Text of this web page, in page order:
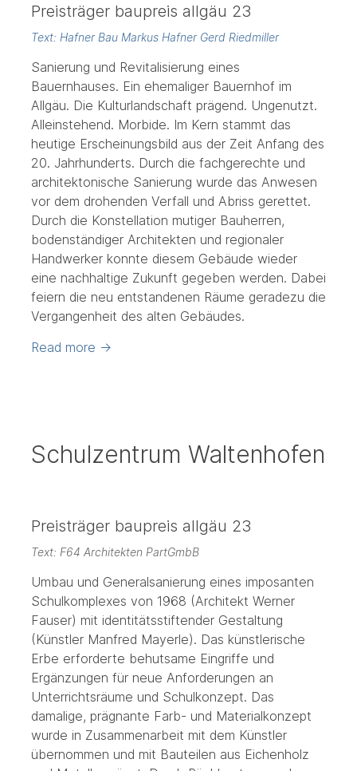
Preisträger baupreis allgäu 23
Text: Hafner Bau Markus Hafner Gerd Riedmiller
Sanierung und Revitalisierung eines
Bauernhauses. Ein ehemaliger Bauernhof im
Allgäu. Die Kulturlandschaft prägend. Ungenutzt.
Alleinstehend. Morbide. Im Kern stammt das
heutige Erscheinungsbild aus der Zeit Anfang des
20. Jahrhunderts. Durch die fachgerechte und
architektonische Sanierung wurde das Anwesen
vor dem drohenden Verfall und Abriss gerettet.
Durch die Konstellation mutiger Bauherren,
bodenständiger Architekten und regionaler
Handwerker konnte diesem Gebäude wieder
eine nachhaltige Zukunft gegeben werden. Dabei
feiern die neu entstandenen Räume geradezu die
Vergangenheit des alten Gebäudes.
Read more →
Schulzentrum Waltenhofen
Preisträger baupreis allgäu 23
Text: F64 Architekten PartGmbB
Umbau und Generalsanierung eines imposanten
Schulkomplexes von 1968 (Architekt Werner
Fauser) mit identitätsstiftender Gestaltung
(Künstler Manfred Mayerle). Das künstlerische
Erbe erforderte behutsame Eingriffe und
Ergänzungen für neue Anforderungen an
Unterrichtsräume und Schulkonzept. Das
damalige, prägnante Farb- und Materialkonzept
wurde in Zusammenarbeit mit dem Künstler
übernommen und mit Bauteilen aus Eichenholz